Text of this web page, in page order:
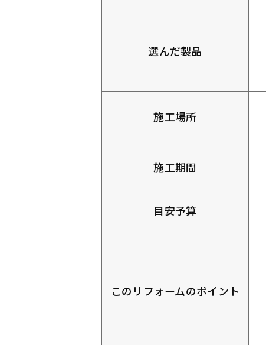
選んだ製品
施工場所
施工期間
目安予算
このリフォームのポイント